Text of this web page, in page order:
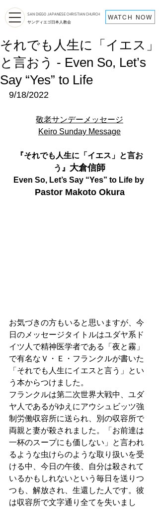
SAN DIEGO JAPANESE CHRISTIAN CHURCH
サンディエゴ日本人教会
WATCH NOW
それでも人生に「イエス」
と言おう - Even So, Let’s
Say “Yes” to Life
9/18/2022
敬老サンデーメッセージ
Keiro Sunday Message
『それでも人生に「イエス」と言お
う』 大倉信師
Even So, Let’s Say “Yes” to Life by
Pastor Makoto Okura
お気づきの方もいると思いますが、今
日のメッセージタイトルはユダヤ系ド
イツ人で精神医学者である「夜と霧」
で有名なＶ・Ｅ・フランクルが書いた
「それでも人生にイエスと言う」とい
う本からつけました。
フランクルは第二次世界大戦中、ユダ
ヤ人であるがゆえにアウシュビッツ強
制労働収容所に送られ、別の収容所で
両親と妻が殺されました。「お前達は
一杯のスープにも価しない」と言われ
るような虫けらのような取り扱いを受
ける中、今日の午後、自分は殺されて
いるかもしれないという毎日を送りつ
つも、解放され、生還した人です。彼
は収容所で文字通り全てを失いまし